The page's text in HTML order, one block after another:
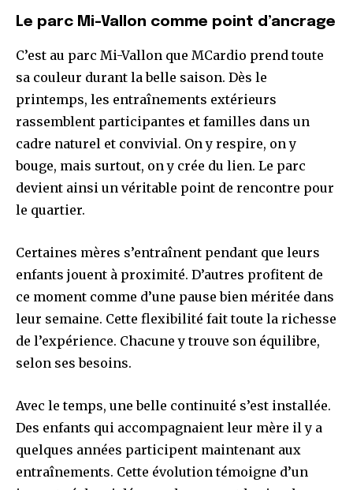
Le parc Mi-Vallon comme point d’ancrage
C’est au parc Mi-Vallon que MCardio prend toute
sa couleur durant la belle saison. Dès le
printemps, les entraînements extérieurs
rassemblent participantes et familles dans un
cadre naturel et convivial. On y respire, on y
bouge, mais surtout, on y crée du lien. Le parc
devient ainsi un véritable point de rencontre pour
le quartier.
Certaines mères s’entraînent pendant que leurs
enfants jouent à proximité. D’autres profitent de
ce moment comme d’une pause bien méritée dans
leur semaine. Cette flexibilité fait toute la richesse
de l’expérience. Chacune y trouve son équilibre,
selon ses besoins.
Avec le temps, une belle continuité s’est installée.
Des enfants qui accompagnaient leur mère il y a
quelques années participent maintenant aux
entraînements. Cette évolution témoigne d’un